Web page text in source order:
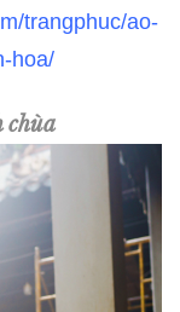
trangphuc/ao-
hoa/
chùa